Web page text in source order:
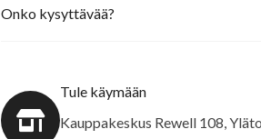
Onko kysyttävää?
Tule käymään
Kauppakeskus Rewell 108,